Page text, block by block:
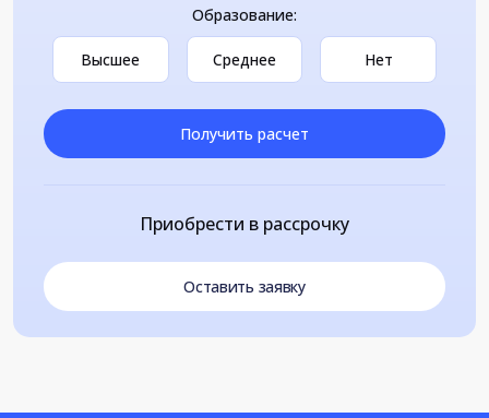
Образование:
Высшее Среднее Нет
Получить расчет
Приобрести в рассрочку
Оставить заявку